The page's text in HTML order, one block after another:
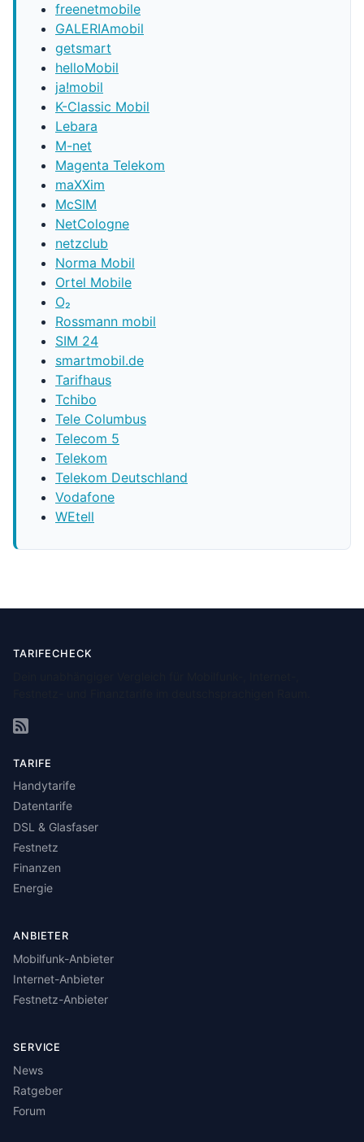
freenetmobile
GALERIAmobil
getsmart
helloMobil
ja!mobil
K-Classic Mobil
Lebara
M-net
Magenta Telekom
maXXim
McSIM
NetCologne
netzclub
Norma Mobil
Ortel Mobile
O₂
Rossmann mobil
SIM 24
smartmobil.de
Tarifhaus
Tchibo
Tele Columbus
Telecom 5
Telekom
Telekom Deutschland
Vodafone
WEtell
TARIFECHECK
TARIFE
Handytarife
Datentarife
DSL & Glasfaser
Festnetz
Finanzen
Energie
ANBIETER
Mobilfunk-Anbieter
Internet-Anbieter
Festnetz-Anbieter
SERVICE
News
Ratgeber
Forum